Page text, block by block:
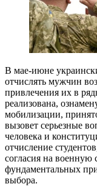
В мае-июне
отчислять мужчин
привлечения их в
реализована,
мобилизации,
вызовет серьезные
человека и
отчисление
согласия на военную
фундаментальных
выбора.